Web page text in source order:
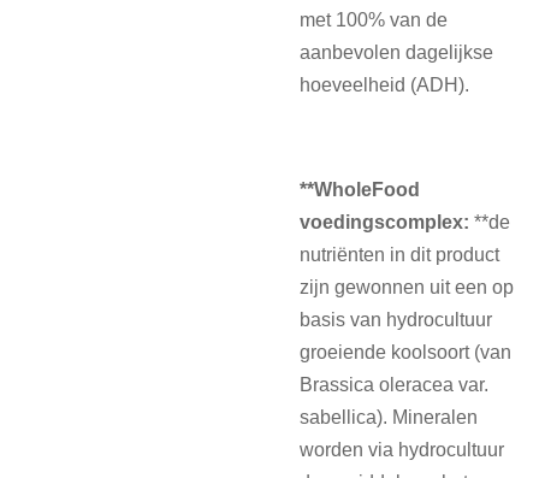
met 100% van de
aanbevolen dagelijkse
hoeveelheid (ADH).
**WholeFood
voedingscomplex: **de
nutriënten in dit product
zijn gewonnen uit een op
basis van hydrocultuur
groeiende koolsoort (van
Brassica oleracea var.
sabellica). Mineralen
worden via hydrocultuur